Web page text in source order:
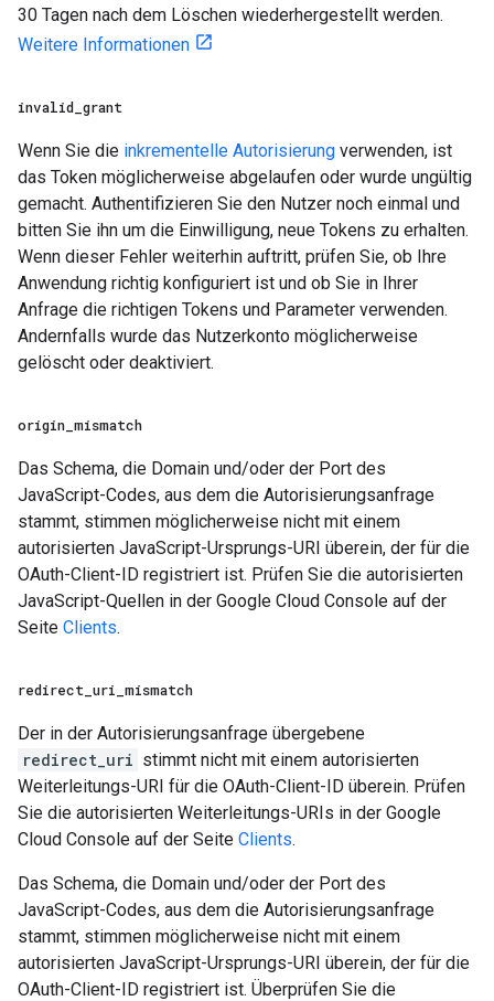
30 Tagen nach dem Löschen wiederhergestellt werden.
Weitere Informationen
invalid grant
Wenn Sie die inkrementelle Autorisierung verwenden, ist
das Token möglicherweise abgelaufen oder wurde ungültig
gemacht. Authentifizieren Sie den Nutzer noch einmal und
bitten Sie ihn um die Einwilligung, neue Tokens zu erhalten.
Wenn dieser Fehler weiterhin auftritt, prüfen Sie, ob Ihre
Anwendung richtig konfiguriert ist und ob Sie in Ihrer
Anfrage die richtigen Tokens und Parameter verwenden.
Andernfalls wurde das Nutzerkonto möglicherweise
gelöscht oder deaktiviert.
origin mismatch
Das Schema, die Domain und/oder der Port des
JavaScript-Codes, aus dem die Autorisierungsanfrage
stammt, stimmen möglicherweise nicht mit einem
autorisierten JavaScript-Ursprungs-URI überein, der für die
OAuth-Client-ID registriert ist. Prüfen Sie die autorisierten
JavaScript-Quellen in der Google Cloud Console auf der
Seite Clients.
redirect uri mismatch
Der in der Autorisierungsanfrage übergebene
redirect_uri stimmt nicht mit einem autorisierten
Weiterleitungs-URI für die OAuth-Client-ID überein. Prüfen
Sie die autorisierten Weiterleitungs-URIs in der Google
Cloud Console auf der Seite Clients.
Das Schema, die Domain und/oder der Port des
JavaScript-Codes, aus dem die Autorisierungsanfrage
stammt, stimmen möglicherweise nicht mit einem
autorisierten JavaScript-Ursprungs-URI überein, der für die
OAuth-Client-ID registriert ist. Überprüfen Sie die